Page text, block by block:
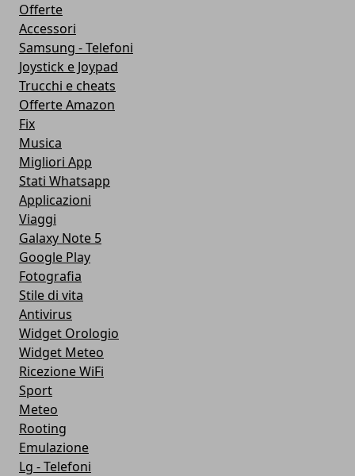
Offerte
Accessori
Samsung - Telefoni
Joystick e Joypad
Trucchi e cheats
Offerte Amazon
Fix
Musica
Migliori App
Stati Whatsapp
Applicazioni
Viaggi
Galaxy Note 5
Google Play
Fotografia
Stile di vita
Antivirus
Widget Orologio
Widget Meteo
Ricezione WiFi
Sport
Meteo
Rooting
Emulazione
Lg - Telefoni